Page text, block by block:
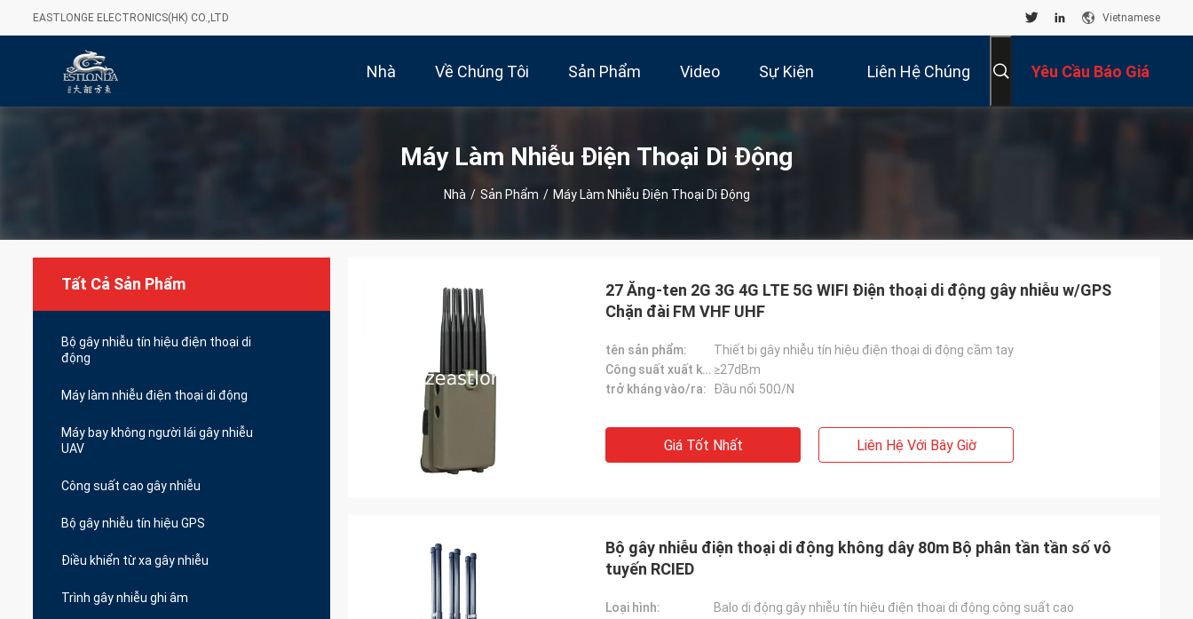
EASTLONGE ELECTRONICS(HK) CO.,LTD Vietnamese
Nhà Về Chúng Tôi Sản Phẩm Video Sự Kiện Liên Hệ Chúng Yêu Cầu Báo Giá
Máy Làm Nhiễu Điện Thoại Di Động
Nhà / Sản Phẩm / Máy Làm Nhiễu Điện Thoại Di Động
Tất Cả Sản Phẩm
Bộ gây nhiễu tín hiệu điện thoại di
động
Máy làm nhiễu điện thoại di động
Máy bay không người lái gây nhiễu
UAV
Công suất cao gây nhiễu
Bộ gây nhiễu tín hiệu GPS
Điều khiển từ xa gây nhiễu
Trình gây nhiễu ghi âm
27 Ăng-ten 2G 3G 4G LTE 5G WIFI Điện thoại di động gây nhiễu w/GPS
Chặn đài FM VHF UHF
tên sản phẩm:
Thiết bị gây nhiễu tín hiệu điện thoại di động cầm tay
Công suất xuất khẩu (Po): ≥27dBm
trở kháng vào/ra:
Đầu nối 50Ω/N
Giá Tốt Nhất Liên Hệ Với Bây Giờ
Bộ gây nhiễu điện thoại di động không dây 80m Bộ phân tần tần số vô
tuyến RCIED
Loại hình:
Balo di động gây nhiễu tín hiệu điện thoại di động công suất cao